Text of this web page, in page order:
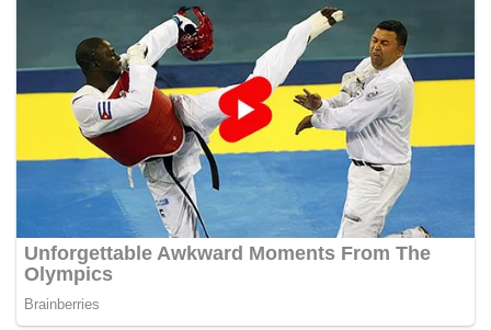
mempelbagaikan sumber pendapatan dan tidak hanya
mengharapkannya daripada sumber hutan dan bahan
“Saya berharap pihak bertanggungjawab dengan
kerjasama kerajaan negeri dapat mengenal pasti
sumber kekayaan baharu di Pahang bagi
mengurangkan kebergantungan pada sumber mineral
dan sumber asli semata-mata bagi pemantapan
ekonomi Pahang,”